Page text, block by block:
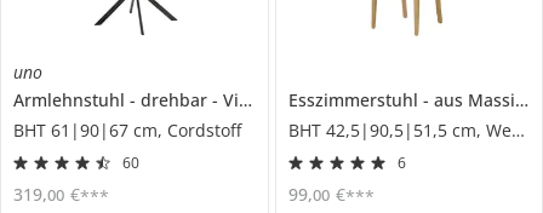
uno
Armlehnstuhl
drehbar
Vicky
BHT 61|90|67 cm, Cordstoff
60
319,00 €***
Esszimmerstuhl
aus Massivholz
BHT 42,5|90,5|51,5 cm, Webstoff
6
99,00 €***